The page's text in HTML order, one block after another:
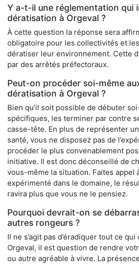
Y a-t-il une réglementation qui
dératisation à Orgeval ?
À cette question la réponse sera
obligatoire pour les collectivités et
dératiser leur environnement. Cette
par des arrêtés préfectoraux.
Peut-on procéder soi-même
dératisation à Orgeval ?
Bien qu’il soit possible de débuter
spécifiques, les terminer par contre
casse-tête. En plus de représenter
santé, vous ne disposez pas de
procéder le plus convenablement
initiative. Il est donc déconseillé de
vous-même la situation. Faites appel
expérimenté dans le domaine, le
ravira plus que vous ne le pensiez.
Pourquoi devrait-on se
autres rongeurs ?
Il ne s’agit pas d’éradiquer tout ce
Orgeval, il est question de rendre
ou autre agréable à vivre. La